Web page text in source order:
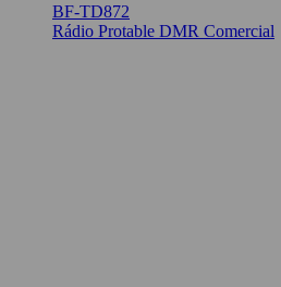
BF-TD872
Rádio Protable DMR Comercial